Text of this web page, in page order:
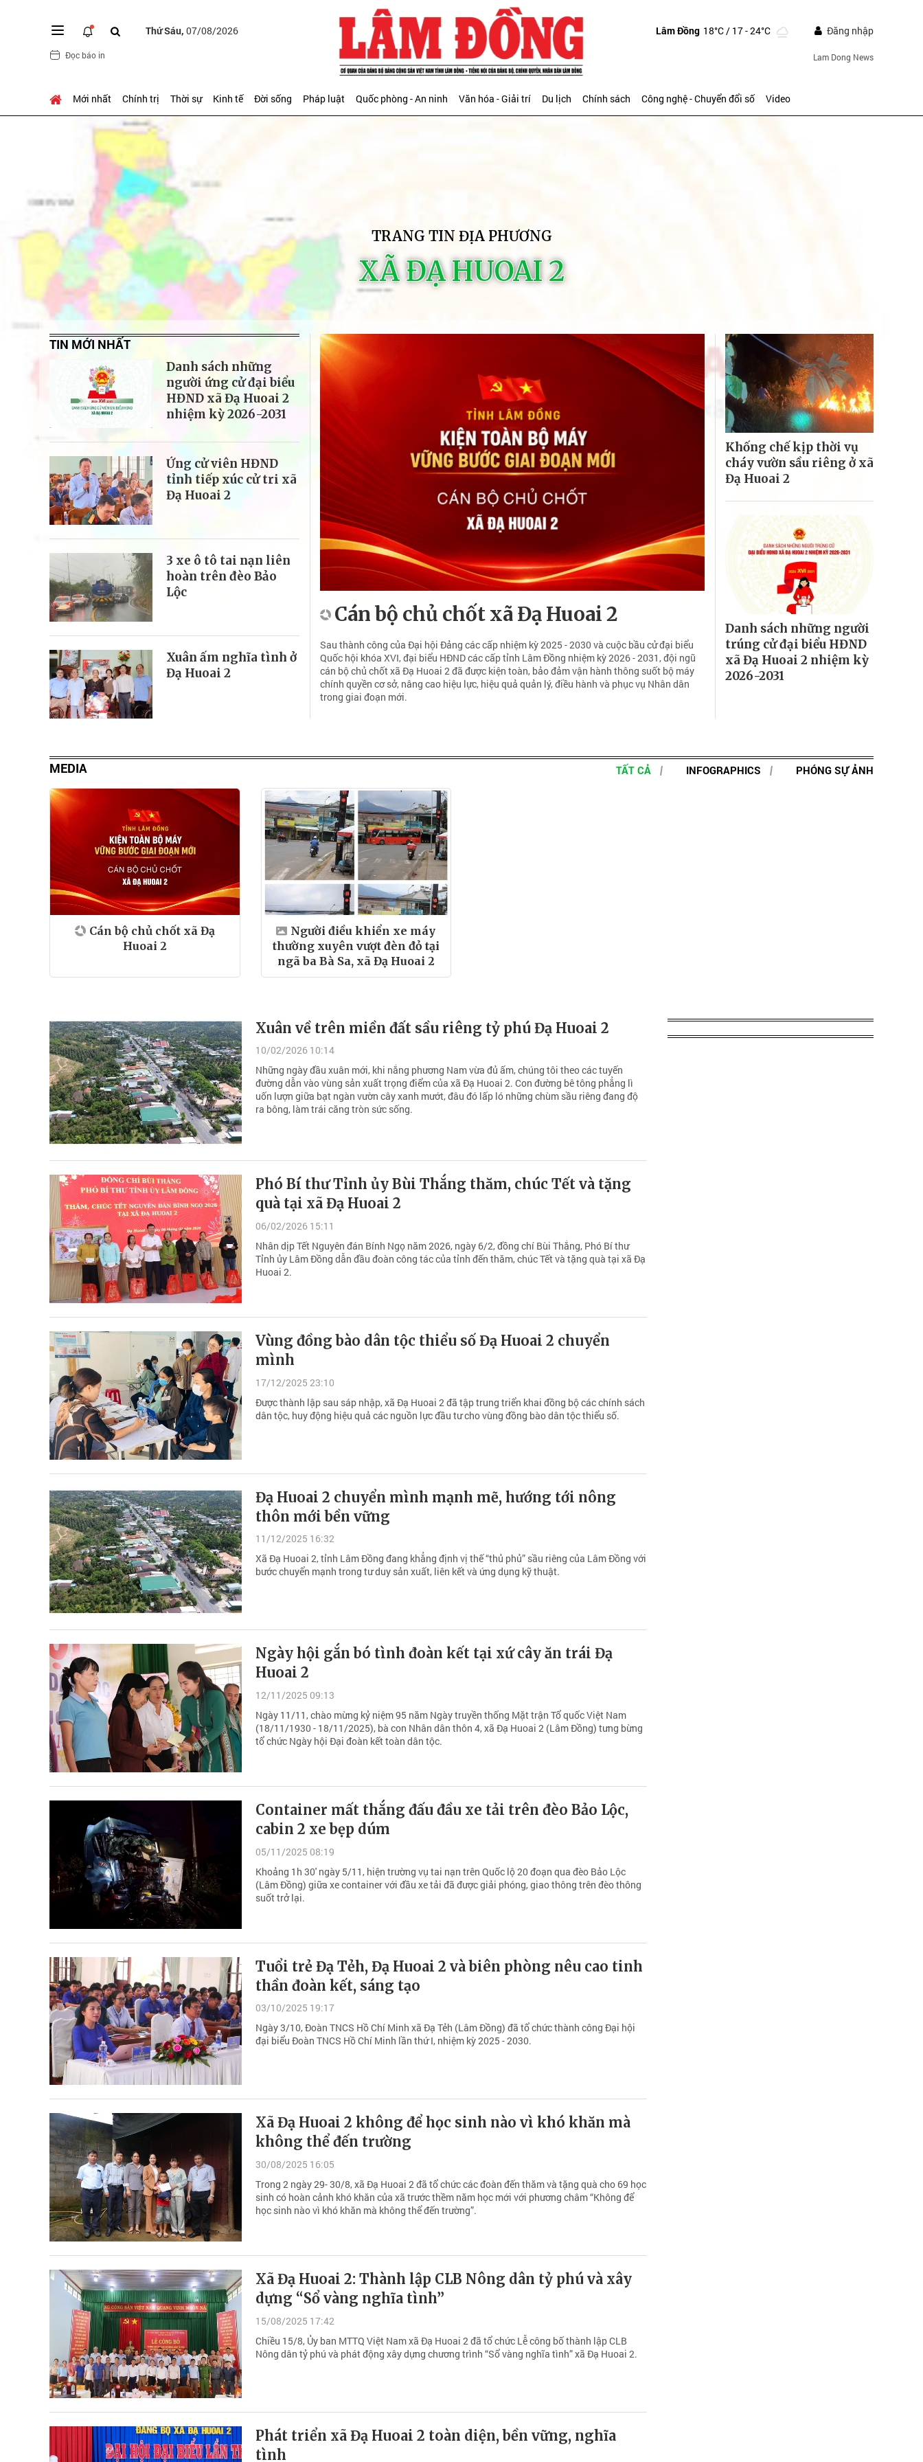
Thứ Sáu, 07/08/2026
Đọc báo in
Lâm Đồng 18°C/ 17 - 24°C Đăng nhập
Lam Dong News
Mới nhất Chính trị Thời sự Kinh tế Đời sống Pháp luật Quốc phòng - An ninh Văn hóa - Giải trí Du lịch Chính sách Công nghệ - Chuyển đổi số Video
TRANG TIN ĐỊA PHƯƠNG
XÃ ĐẠ HUOAI 2
Cán bộ chủ chốt xã Đạ Huoai 2
Sau thành công của Đại hội Đảng các cấp nhiệm kỳ 2025 - 2030 và cuộc bầu cử đại biểu
Quốc hội khóa XVI, đại biểu HĐND các cấp tỉnh Lâm Đồng nhiệm kỳ 2026 - 2031, đội ngũ
cán bộ chủ chốt xã Đạ Huoai 2 đã được kiện toàn, bảo đảm vận hành thông suốt bộ máy
chính quyền cơ sở, nâng cao hiệu lực, hiệu quả quản lý, điều hành và phục vụ Nhân dân
trong giai đoạn mới.
Khống chế kịp thời vụ
cháy vườn sầu riêng ở xã
Đạ Huoai 2
Danh sách những người
trúng cử đại biểu HĐND
xã Đạ Huoai 2 nhiệm kỳ
2026-2031
TIN MỚI NHẤT
Danh sách những
người ứng cử đại biểu
HĐND xã Đạ Huoai 2
nhiệm kỳ 2026-2031
Ứng cử viên HĐND
tỉnh tiếp xúc cử tri xã
Đạ Huoai 2
3 xe ô tô tai nạn liên
hoàn trên đèo Bảo
Lộc
Xuân ấm nghĩa tình ở
Đạ Huoai 2
MEDIA TẤT CẢ INFOGRAPHICS PHÓNG SỰ ẢNH
Cán bộ chủ chốt xã Đạ
Huoai 2
Người điều khiển xe máy
thường xuyên vượt đèn đỏ tại
ngã ba Bà Sa, xã Đạ Huoai 2
Xuân về trên miền đất sầu riêng tỷ phú Đạ Huoai 2
10/02/2026 10:14
Những ngày đầu xuân mới, khi nắng phương Nam vừa đủ ấm, chúng tôi theo các tuyến
đường dẫn vào vùng sản xuất trọng điểm của xã Đạ Huoai 2. Con đường bê tông phẳng lì
uốn lượn giữa bạt ngàn vườn cây xanh mướt, đâu đó lấp ló những chùm sầu riêng đang độ
ra bông, làm trái căng tròn sức sống.
Phó Bí thư Tỉnh ủy Bùi Thắng thăm, chúc Tết và tặng
quà tại xã Đạ Huoai 2
06/02/2026 15:11
Nhân dịp Tết Nguyên đán Bính Ngọ năm 2026, ngày 6/2, đồng chí Bùi Thắng, Phó Bí thư
Tỉnh ủy Lâm Đồng dẫn đầu đoàn công tác của tỉnh đến thăm, chúc Tết và tặng quà tại xã Đạ
Huoai 2.
Vùng đồng bào dân tộc thiểu số Đạ Huoai 2 chuyển
mình
17/12/2025 23:10
Được thành lập sau sáp nhập, xã Đạ Huoai 2 đã tập trung triển khai đồng bộ các chính sách
dân tộc, huy động hiệu quả các nguồn lực đầu tư cho vùng đồng bào dân tộc thiểu số.
Đạ Huoai 2 chuyển mình mạnh mẽ, hướng tới nông
thôn mới bền vững
11/12/2025 16:32
Xã Đạ Huoai 2, tỉnh Lâm Đồng đang khẳng định vị thế “thủ phủ” sầu riêng của Lâm Đồng với
bước chuyển mạnh trong tư duy sản xuất, liên kết và ứng dụng kỹ thuật.
Ngày hội gắn bó tình đoàn kết tại xứ cây ăn trái Đạ
Huoai 2
12/11/2025 09:13
Ngày 11/11, chào mừng kỷ niệm 95 năm Ngày truyền thống Mặt trận Tổ quốc Việt Nam
(18/11/1930 - 18/11/2025), bà con Nhân dân thôn 4, xã Đạ Huoai 2 (Lâm Đồng) tưng bừng
tổ chức Ngày hội Đại đoàn kết toàn dân tộc.
Container mất thắng đấu đầu xe tải trên đèo Bảo Lộc,
cabin 2 xe bẹp dúm
05/11/2025 08:19
Khoảng 1h 30' ngày 5/11, hiện trường vụ tai nạn trên Quốc lộ 20 đoạn qua đèo Bảo Lộc
(Lâm Đồng) giữa xe container với đầu xe tải đã được giải phóng, giao thông trên đèo thông
suốt trở lại.
Tuổi trẻ Đạ Tẻh, Đạ Huoai 2 và biên phòng nêu cao tinh
thần đoàn kết, sáng tạo
03/10/2025 19:17
Ngày 3/10, Đoàn TNCS Hồ Chí Minh xã Đạ Tẻh (Lâm Đồng) đã tổ chức thành công Đại hội
đại biểu Đoàn TNCS Hồ Chí Minh lần thứ I, nhiệm kỳ 2025 - 2030.
Xã Đạ Huoai 2 không để học sinh nào vì khó khăn mà
không thể đến trường
30/08/2025 16:05
Trong 2 ngày 29- 30/8, xã Đạ Huoai 2 đã tổ chức các đoàn đến thăm và tặng quà cho 69 học
sinh có hoàn cảnh khó khăn của xã trước thềm năm học mới với phương châm “Không để
học sinh nào vì khó khăn mà không thể đến trường”.
Xã Đạ Huoai 2: Thành lập CLB Nông dân tỷ phú và xây
dựng “Sổ vàng nghĩa tình”
15/08/2025 17:42
Chiều 15/8, Ủy ban MTTQ Việt Nam xã Đạ Huoai 2 đã tổ chức Lễ công bố thành lập CLB
Nông dân tỷ phú và phát động xây dựng chương trình “Sổ vàng nghĩa tình” xã Đạ Huoai 2.
Phát triển xã Đạ Huoai 2 toàn diện, bền vững, nghĩa
tình